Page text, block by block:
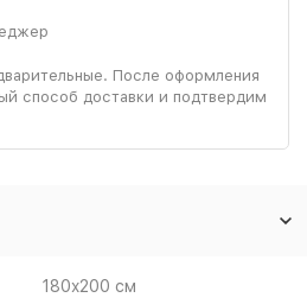
После оформления
способ доставки и подтвердим
180x200 см